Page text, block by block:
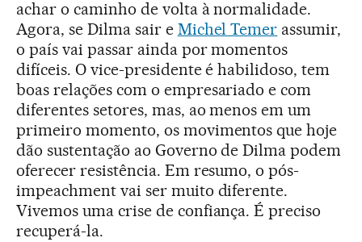
achar o caminho de volta à normalidade.
Agora, se Dilma sair e Michel Temer assumir,
o país vai passar ainda por momentos
difíceis. O vice-presidente é habilidoso, tem
boas relações com o empresariado e com
diferentes setores, mas, ao menos em um
primeiro momento, os movimentos que hoje
dão sustentação ao Governo de Dilma podem
oferecer resistência. Em resumo, o pós-
impeachment vai ser muito diferente.
Vivemos uma crise de confiança. É preciso
recuperá-la.